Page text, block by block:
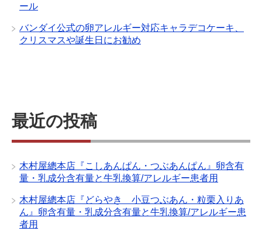
ール
バンダイ公式の卵アレルギー対応キャラデコケーキ、
クリスマスや誕生日にお勧め
最近の投稿
木村屋總本店『こしあんぱん・つぶあんぱん』卵含有
量・乳成分含有量と牛乳換算/アレルギー患者用
木村屋總本店『どらやき 小豆つぶあん・粒栗入りあ
ん』卵含有量・乳成分含有量と牛乳換算/アレルギー患
者用